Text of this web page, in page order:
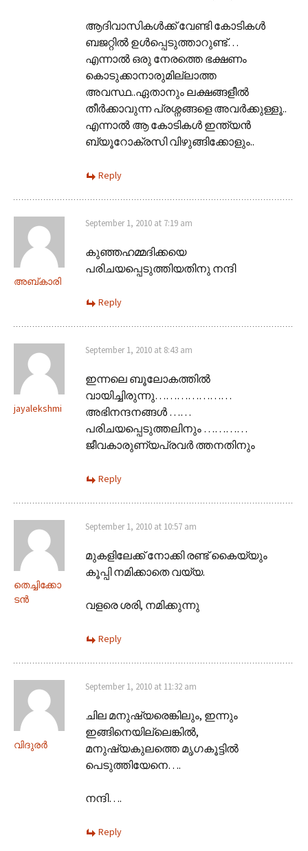
ആദിവാസികൾക്ക് വേണ്ടി കോടികൾ
ബജറ്റിൽ ഉൾപ്പെടുത്താറുണ്ട്…
എന്നാൽ ഒരു നേരത്തെ ഭക്ഷണം
കൊടുക്കാനാരുമില്ലാത്ത
അവസ്ഥ..ഏതാനും ലക്ഷങ്ങളീൽ
തീർക്കാവുന്ന പ്രശ്നങ്ങളെ അവർക്കുള്ളൂ..
എന്നാൽ ആ കോടികൾ ഇന്ത്യൻ
ബ്യൂറോക്രസി വിഴുങ്ങിക്കോളും..
Reply
അബ്‌കാരി
September 1, 2010 at 7:19 am
കുഞ്ഞഹമ്മദിക്കയെ
പരിചയപ്പെടുത്തിയതിനു നന്ദി
Reply
jayalekshmi
September 1, 2010 at 8:43 am
ഇന്നലെ ബൂലോകത്തില്‍
വായിച്ചിരുന്നു…………………
അഭിനന്ദനങ്ങള്‍ ……
പരിചയപ്പെടുത്തലിനും …………
ജീവകാരുണ്യപ്രവര്‍ ത്തനതിനും
Reply
തെച്ചിക്കോ
ടന്‍
September 1, 2010 at 10:57 am
മുകളിലേക്ക് നോക്കി രണ്ട് കൈയ്യും
കൂപ്പി നമിക്കാതെ വയ്യ.
വളരെ ശരി, നമിക്കുന്നു
Reply
വിദുരര്‍
September 1, 2010 at 11:32 am
ചില മനുഷ്യരെങ്കിലും, ഇന്നും
ഇങ്ങിനെയില്ലെങ്കില്‍,
മനുഷ്യകുലത്തെ മൃഗകൂട്ടില്‍
പെടുത്തിയേനെ….
നന്ദി….
Reply